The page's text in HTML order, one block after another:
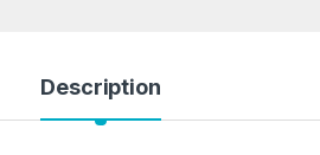
Description